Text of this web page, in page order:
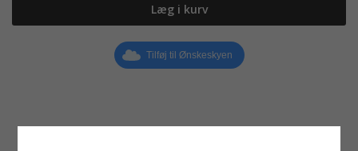
Læg i kurv
Tilføj til Ønskeskyen